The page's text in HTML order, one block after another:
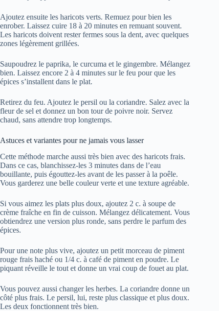
Ajoutez ensuite les haricots verts. Remuez pour bien les
enrober. Laissez cuire 18 à 20 minutes en remuant souvent.
Les haricots doivent rester fermes sous la dent, avec quelques
zones légèrement grillées.
Saupoudrez le paprika, le curcuma et le gingembre. Mélangez
bien. Laissez encore 2 à 4 minutes sur le feu pour que les
épices s’installent dans le plat.
Retirez du feu. Ajoutez le persil ou la coriandre. Salez avec la
fleur de sel et donnez un bon tour de poivre noir. Servez
chaud, sans attendre trop longtemps.
Astuces et variantes pour ne jamais vous lasser
Cette méthode marche aussi très bien avec des haricots frais.
Dans ce cas, blanchissez-les 3 minutes dans de l’eau
bouillante, puis égouttez-les avant de les passer à la poêle.
Vous garderez une belle couleur verte et une texture agréable.
Si vous aimez les plats plus doux, ajoutez 2 c. à soupe de
crème fraîche en fin de cuisson. Mélangez délicatement. Vous
obtiendrez une version plus ronde, sans perdre le parfum des
épices.
Pour une note plus vive, ajoutez un petit morceau de piment
rouge frais haché ou 1/4 c. à café de piment en poudre. Le
piquant réveille le tout et donne un vrai coup de fouet au plat.
Vous pouvez aussi changer les herbes. La coriandre donne un
côté plus frais. Le persil, lui, reste plus classique et plus doux.
Les deux fonctionnent très bien.